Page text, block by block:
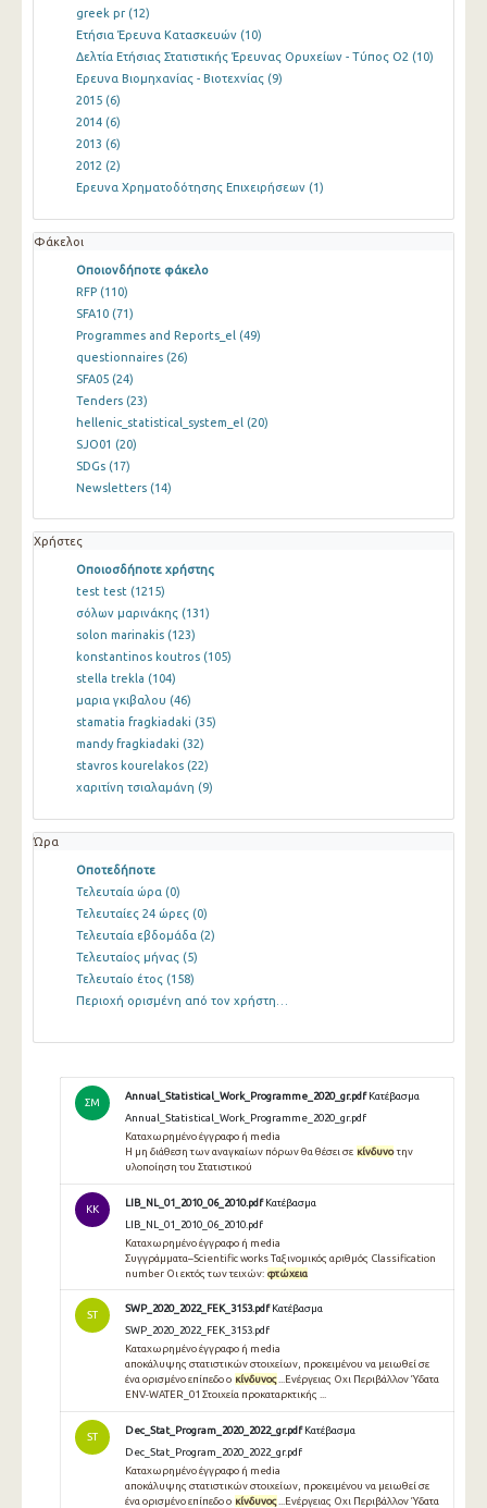
greek pr (12)
Ετήσια Έρευνα Κατασκευών (10)
Δελτία Ετήσιας Στατιστικής Έρευνας Ορυχείων - Τύπος Ο2 (10)
Ερευνα Βιομηχανίας - Βιοτεχνίας (9)
2015 (6)
2014 (6)
2013 (6)
2012 (2)
Ερευνα Χρηματοδότησης Επιχειρήσεων (1)
Φάκελοι
Οποιονδήποτε φάκελο
RFP (110)
SFA10 (71)
Programmes and Reports_el (49)
questionnaires (26)
SFA05 (24)
Tenders (23)
hellenic_statistical_system_el (20)
SJO01 (20)
SDGs (17)
Newsletters (14)
Χρήστες
Οποιοσδήποτε χρήστης
test test (1215)
σόλων μαρινάκης (131)
solon marinakis (123)
konstantinos koutros (105)
stella trekla (104)
μαρια γκιβαλου (46)
stamatia fragkiadaki (35)
mandy fragkiadaki (32)
stavros kourelakos (22)
χαριτίνη τσιαλαμάνη (9)
Ώρα
Οποτεδήποτε
Τελευταία ώρα (0)
Τελευταίες 24 ώρες (0)
Τελευταία εβδομάδα (2)
Τελευταίος μήνας (5)
Τελευταίο έτος (158)
Περιοχή ορισμένη από τον χρήστη…
ΣΜ
Annual_Statistical_Work_Programme_2020_gr.pdf Κατέβασμα
Annual_Statistical_Work_Programme_2020_gr.pdf
Καταχωρημένο έγγραφο ή media
Η μη διάθεση των αναγκαίων πόρων θα θέσει σε κίνδυνοτην
υλοποίηση του Στατιστικού
KK
LIB_NL_01_2010_06_2010.pdf Κατέβασμα
LIB_NL_01_2010_06_2010.pdf
Καταχωρημένο έγγραφο ή media
Συγγράμματα–Scientific works Ταξινομικός αριθμός Classification
number Οι εκτός των τειχών: φτώχεια
ST
SWP_2020_2022_FEK_3153.pdf Κατέβασμα
SWP_2020_2022_FEK_3153.pdf
Καταχωρημένο έγγραφο ή media
αποκάλυψης στατιστικών στοιχείων, προκειμένου να μειωθεί σε
ένα ορισμένο επίπεδο ο κίνδυνος...Ενέργειας Οχι Περιβάλλον Ύδατα
ENV-WATER_01 Στοιχεία προκαταρκτικής ...
ST
Dec_Stat_Program_2020_2022_gr.pdf Κατέβασμα
Dec_Stat_Program_2020_2022_gr.pdf
Καταχωρημένο έγγραφο ή media
αποκάλυψης στατιστικών στοιχείων, προκειμένου να μειωθεί σε
ένα ορισμένο επίπεδο ο κίνδυνος ...Ενέργειας Οχι Περιβάλλον Ύδατα